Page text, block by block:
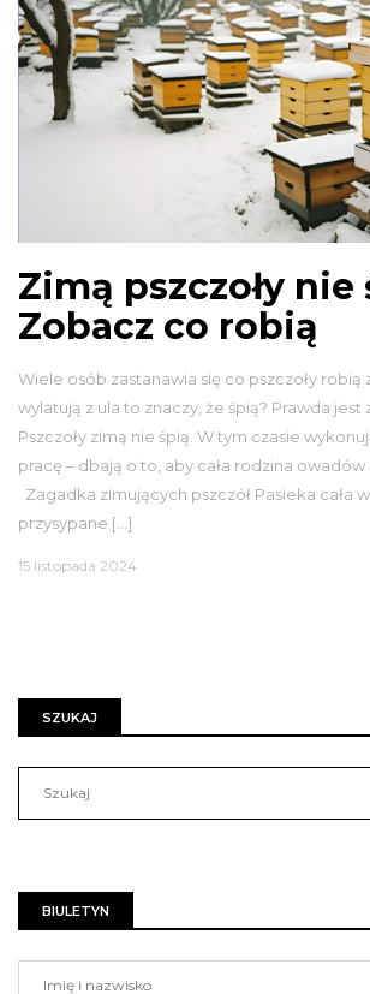
Zimą pszczoły nie
Zobacz co robią
Wiele osób zastanawia się co pszczoły robią
wylatują z ula to znaczy, że śpią? Prawda jest
Pszczoły zimą nie śpią. W tym czasie
pracę – dbają o to, aby cała rodzina owadów
Zagadka zimujących pszczół Pasieka cała
przysypane […]
15 listopada 2024
SZUKAJ
BIULETYN